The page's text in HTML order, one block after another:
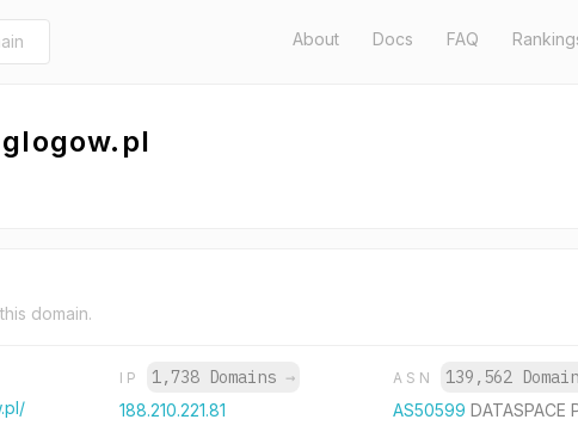
About Docs FAQ
domain.
IP 1,738 Domains →
188.210.221.81
ASN 139,562
AS50599DATASPACE